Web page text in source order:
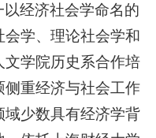
以经济社会学命名的
学、理论社会学和
学院历史系合作培
重经济与社会工作
少数具有经济学背